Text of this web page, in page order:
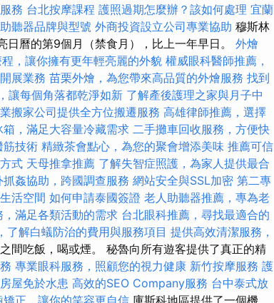
務 台北按摩課程 護照過期怎麼辦？該如何處理 宜蘭
聽器品牌與型號 外商投資設立公司專業協助 穆斯林
曆的第9個月（禁食月），比上一年早日。 外燴
，讓你擁有更年輕亮麗的外貌 權威眼科醫師推薦，
展業務 苗栗外燴，為您帶來高品質的外燴服務 找到
讓每個角落都乾淨如新 了解產後護理之家與月子中
搬家公司提供全方位搬遷服務 高雄律師推薦，選擇
箱，滿足大容量冷藏需求 二手攤車回收服務，方便快
筋技術 精緻茶會點心，為您的聚會增添美味 推薦可信
式 天母推拿推薦 了解失智症照護，為家人提供最合
抓姦協助，跨國調查服務 網站安全與SSL加密 第二專
活空間 如何申請泰國簽證 老人助聽器推薦，專為老
，滿足各類活動的需求 台北眼科推薦，尋找最適合的
了解白蟻防治的費用與服務項目 提供高效清潔服務，
間吃飯，喝或煙。 秘魯向所有遊客提供了真正的精
專業眼科服務，照顧您的視力健康 新竹按摩服務 護
屋免於水患 高效的SEO Company服務 台中泰式放
矯正，讓你的笑容更自信 庫斯科地區提供了一個機